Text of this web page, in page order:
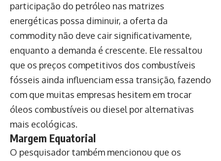
participação do petróleo nas matrizes
energéticas possa diminuir, a oferta da
commodity não deve cair significativamente,
enquanto a demanda é crescente. Ele ressaltou
que os preços competitivos dos combustíveis
fósseis ainda influenciam essa transição, fazendo
com que muitas empresas hesitem em trocar
óleos combustíveis ou diesel por alternativas
mais ecológicas.
Margem Equatorial
O pesquisador também mencionou que os